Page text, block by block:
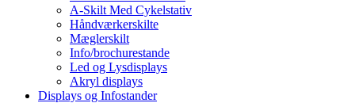
A-Skilt Med Cykelstativ
Håndværkerskilte
Mæglerskilt
Info/brochurestande
Led og Lysdisplays
Akryl displays
Displays og Infostander